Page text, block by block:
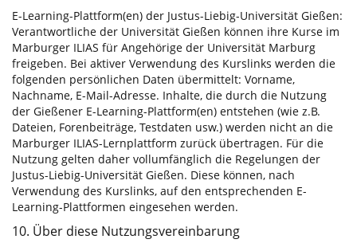
E-Learning-Plattform(en) der Justus-Liebig-Universität Gießen:
Verantwortliche der Universität Gießen können ihre Kurse im
Marburger ILIAS für Angehörige der Universität Marburg
freigeben. Bei aktiver Verwendung des Kurslinks werden die
folgenden persönlichen Daten übermittelt: Vorname,
Nachname, E-Mail-Adresse. Inhalte, die durch die Nutzung
der Gießener E-Learning-Plattform(en) entstehen (wie z.B.
Dateien, Forenbeiträge, Testdaten usw.) werden nicht an die
Marburger ILIAS-Lernplattform zurück übertragen. Für die
Nutzung gelten daher vollumfänglich die Regelungen der
Justus-Liebig-Universität Gießen. Diese können, nach
Verwendung des Kurslinks, auf den entsprechenden E-
Learning-Plattformen eingesehen werden.
10. Über diese Nutzungsvereinbarung